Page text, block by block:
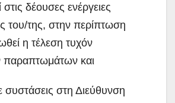
δέουσες ενέργειες
του/της, στην περίπτωση
η τέλεση τυχόν
παραπτωμάτων και
στη Διεύθυνση